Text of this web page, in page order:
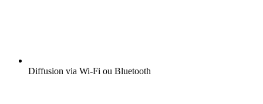
Diffusion via Wi-Fi ou Bluetooth